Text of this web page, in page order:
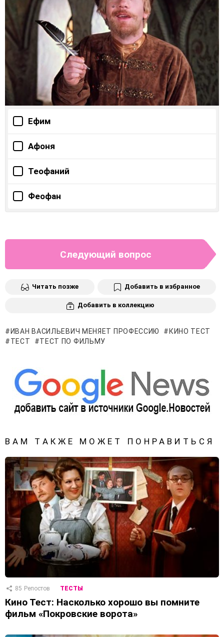
Ефим
Афоня
Теофаний
Феофан
Следующий вопрос
Читать позже Добавить в избранное
Добавить в коллекцию
ИВАН ВАСИЛЬЕВИЧ МЕНЯЕТ ПРОФЕССИЮ
КИНО ТЕСТ
ТЕСТ
ТЕСТ ПО ФИЛЬМУ
ВАМ ТАКЖЕ МОЖЕТ ПОНРАВИТЬСЯ
85 Репостов ТЕСТЫ
Кино Тест: Насколько хорошо вы помните
фильм «Покровские ворота»